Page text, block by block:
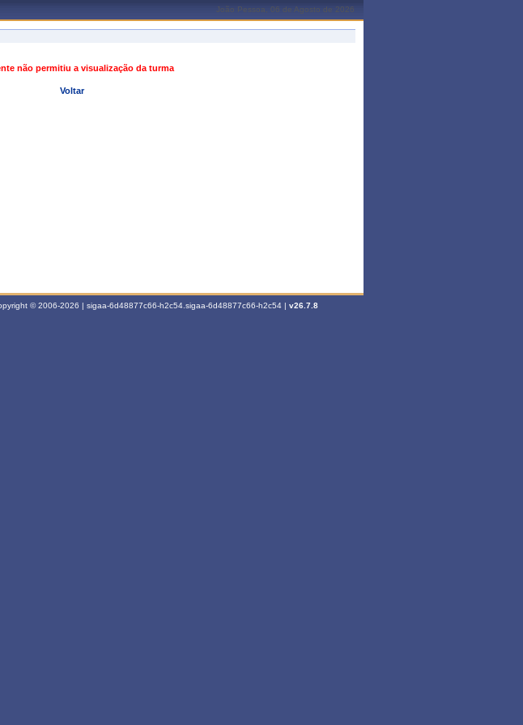
João Pessoa, 06 de Agosto de 2026
não permitiu a visualização da turma
Voltar
© 2006-2026 | sigaa-6d48877c66-h2c54.sigaa-6d48877c66-h2c54 | v26.7.8